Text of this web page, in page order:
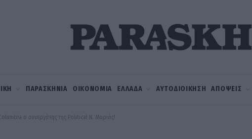
ΠΑΡΑΣΚΗΝΙΑ ΟΙΚΟΝΟΜΙΑ ΕΛΛΑΔΑ ΑΥΤΟΔΙΟΙΚΗΣΗ ΑΠΟΨΕΙΣ
ο συνεργάτης της Political Ν. Μαριάς!